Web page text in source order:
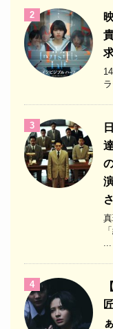
2
3
...
4